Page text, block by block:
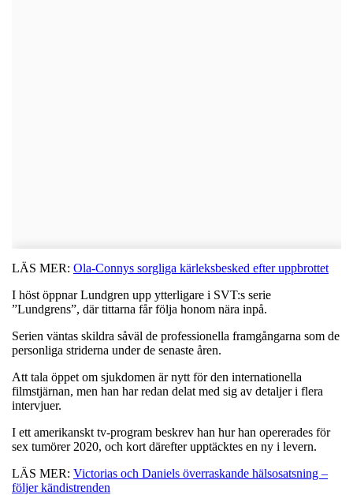
LÄS MER: Ola-Connys sorgliga kärleksbesked efter uppbrottet
I höst öppnar Lundgren upp ytterligare i SVT:s serie
”Lundgrens”, där tittarna får följa honom nära inpå.
Serien väntas skildra såväl de professionella framgångarna som de
personliga striderna under de senaste åren.
Att tala öppet om sjukdomen är nytt för den internationella
filmstjärnan, men han har redan delat med sig av detaljer i flera
intervjuer.
I ett amerikanskt tv-program beskrev han hur han opererades för
sex tumörer 2020, och kort därefter upptäcktes en ny i levern.
LÄS MER: Victorias och Daniels överraskande hälsosatsning –
följer kändistrenden